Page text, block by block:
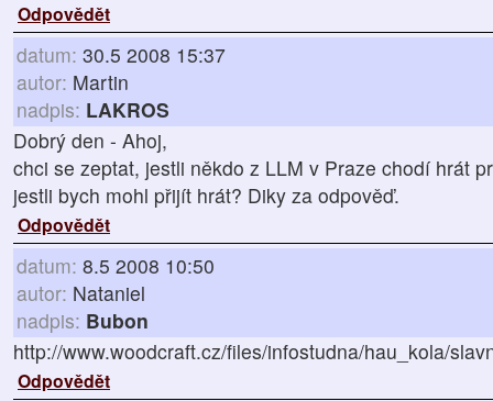
Odpovědět
datum: 30.5 2008 15:37
autor: Martin
nadpis: LAKROS
Dobrý den - Ahoj,
chci se zeptat, jestli někdo z LLM v Praze chodí hrát
jestli bych mohl přijít hrát? Diky za odpověď.
Odpovědět
datum: 8.5 2008 10:50
autor: Nataniel
nadpis: Bubon
http://www.woodcraft.cz/files/infostudna/hau_kola/
Odpovědět